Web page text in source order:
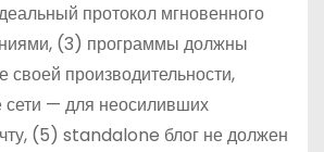
протокол мгновенного
(3) программы должны
своей производительности,
сети — для неосиливших
(5) standalone блог не должен